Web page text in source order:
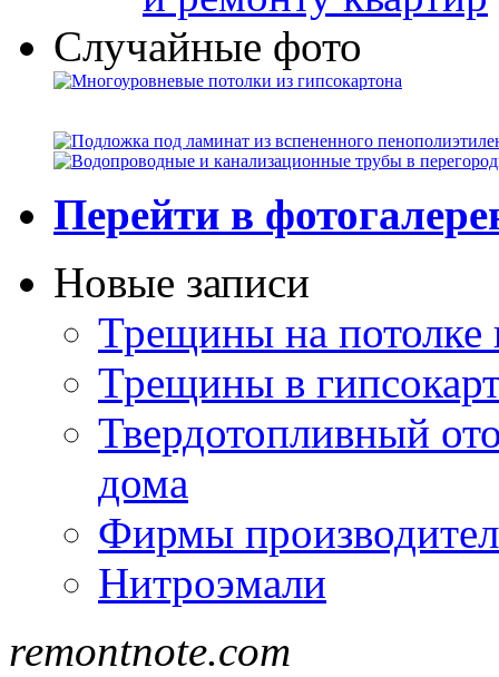
Случайные фото
Перейти в
Новые записи
Трещины на потолке
Трещины в
Твердотопливный
дома
Фирмы
Нитроэмали
remontnote.com